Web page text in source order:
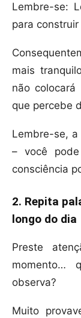
Lembre-se:
para
mais
não
que percebe
Lembre-se,
– você
consciência
2. Repita
longo do dia
Preste
momento…
observa?
Muito